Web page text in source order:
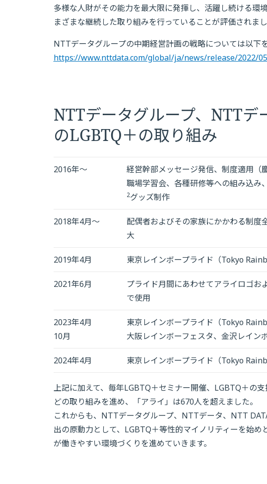
多様な人財がその能力を最大限に発揮し、活躍し続ける環
まざまな継続した取り組みを行っていることが評価されまし
NTTデータグループの中期経営計画の戦略については以下
https://www.nttdata.com/global/ja/news/release/2022/
NTTデータグループ、NTTデ
のLGBTQ＋の取り組み
2016年～
経営幹部メッセージ発信、制度適用（
職場学習会、各種研修等への組み込み
2グッズ制作
2018年4月～
配偶者およびその家族にかかわる制度
大
2019年4月 東京レインボープライド（Tokyo
2021年6月
プライド月間にあわせてアライロゴお
で使用
2023年4月
東京レインボープライド（Tokyo
10月
大阪レインボーフェスタ、金沢レイン
2024年4月 東京レインボープライド（Tokyo
上記に加えて、毎年LGBTQ＋セミナー開催、LGBTQ＋の
どの取り組みを進め、「アライ」は670人を超えました。
これからも、NTTデータグループ、NTTデータ、NTT
出の原動力として、LGBTQ＋等性的マイノリティーを始
が働きやすい環境づくりを進めていきます。